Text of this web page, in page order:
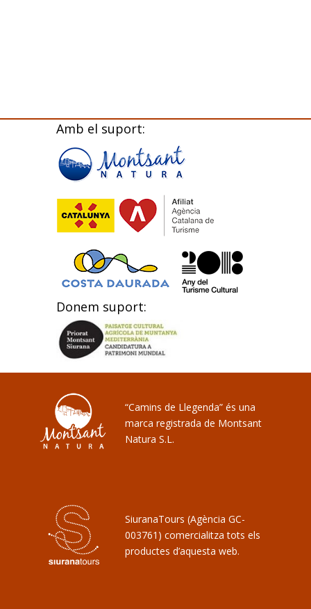
Amb el suport:
Donem suport:
“Camins de Llegenda” és una
marca registrada de Montsant
Natura S.L.
SiuranaTours (Agència GC-
003761) comercialitza tots els
productes d’aquesta web.